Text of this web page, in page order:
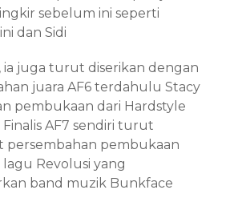
sebelum ini seperti
dan Sidi
ia juga turut diserikan dengan
juara AF6 terdahulu Stacy
pembukaan dari Hardstyle
AF7 sendiri turut
persembahan pembukaan
Revolusi yang
band muzik Bunkface